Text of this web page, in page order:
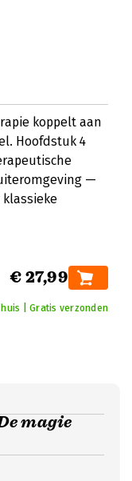
koppelt aan
Hoofdstuk 4
—
€ 27,99
| Gratis verzonden
magie